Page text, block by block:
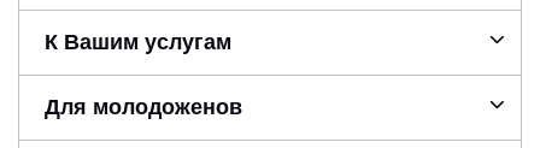
К Вашим услугам
Для молодоженов